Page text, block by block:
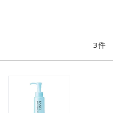
3件